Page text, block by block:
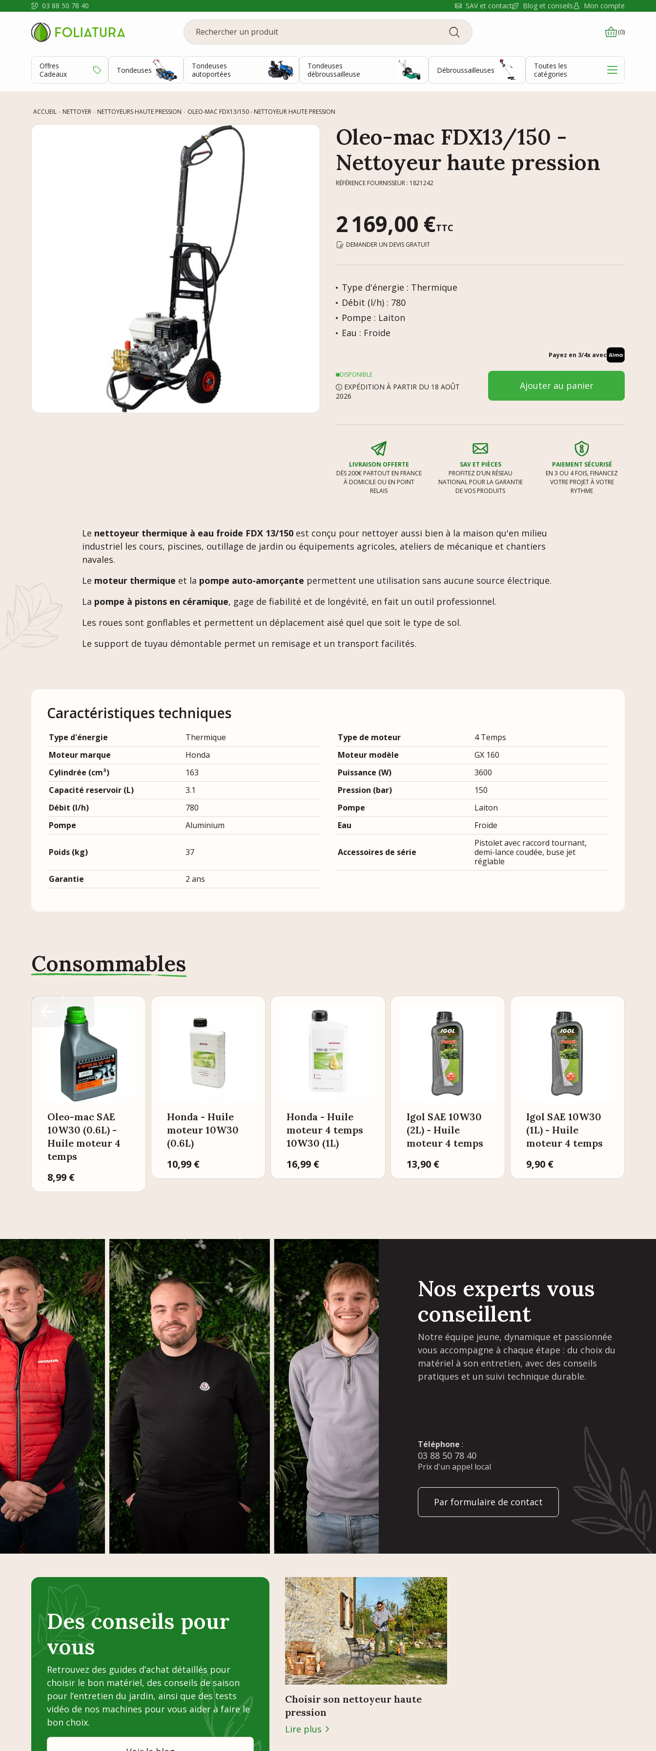
03 88 50 78 40 SAV et contact Blog et conseils Mon compte
(0)
Offres
Cadeaux
Tondeuses
Tondeuses
autoportées
Tondeuses
débroussailleuse
Débroussailleuses
Toutes les
catégories
ACCUEIL NETTOYER NETTOYEURS HAUTE PRESSION OLEO-MAC FDX13/150 - NETTOYEUR HAUTE PRESSION
Oleo-mac FDX13/150 -
Nettoyeur haute pression
RÉFÉRENCE FOURNISSEUR : 1821242
2 169,00 €TTC
DEMANDER UN DEVIS GRATUIT
Type d'énergie : Thermique
Débit (l/h) : 780
Pompe : Laiton
Eau : Froide
Payez en 3/4x avec
DISPONIBLE
EXPÉDITION À PARTIR DU 18 AOÛT
2026
Ajouter au panier
LIVRAISON OFFERTE
DÈS 200€ PARTOUT EN FRANCE
À DOMICILE OU EN POINT
RELAIS
SAV ET PIÈCES
PROFITEZ D’UN RÉSEAU
NATIONAL POUR LA GARANTIE
DE VOS PRODUITS
PAIEMENT SÉCURISÉ
EN 3 OU 4 FOIS, FINANCEZ
VOTRE PROJET À VOTRE
RYTHME
Le nettoyeur thermique à eau froide FDX 13/150 est conçu pour nettoyer aussi bien à la maison qu'en milieu
industriel les cours, piscines, outillage de jardin ou équipements agricoles, ateliers de mécanique et chantiers
navales.
Le moteur thermique et la pompe auto‐amorçante permettent une utilisation sans aucune source électrique.
La pompe à pistons en céramique, gage de fiabilité et de longévité, en fait un outil professionnel.
Les roues sont gonflables et permettent un déplacement aisé quel que soit le type de sol.
Le support de tuyau démontable permet un remisage et un transport facilités.
Caractéristiques techniques
Type d'énergie Thermique Type de moteur
4 Temps
Moteur marque
Honda Moteur modèle
GX 160
Cylindrée (cm³)
163 Puissance (W)
3600
Capacité reservoir (L)
3.1 Pression (bar)
150
Débit (l/h)
780 Pompe
Laiton
Pompe
Aluminium Eau Froide
Poids (kg) 37 Accessoires de série
Pistolet avec raccord tournant,
demi-lance coudée, buse jet
réglable
Garantie
2 ans
Consommables
Oleo-mac SAE
10W30 (0.6L) -
Huile moteur 4
temps
Prix
8,99 €
Honda - Huile
moteur 10W30
(0.6L)
Prix
10,99 €
Honda - Huile
moteur 4 temps
10W30 (1L)
Prix
16,99 €
Igol SAE 10W30
(2L) - Huile
moteur 4 temps
Prix
13,90 €
Igol SAE 10W30
(1L) - Huile
moteur 4 temps
Prix
9,90 €
Nos experts vous
conseillent
Notre équipe jeune, dynamique et passionnée
vous accompagne à chaque étape : du choix du
matériel à son entretien, avec des conseils
pratiques et un suivi technique durable.
Téléphone :
03 88 50 78 40
Prix d'un appel local
Par formulaire de contact
Des conseils pour
vous
Retrouvez des guides d’achat détaillés pour
choisir le bon matériel, des conseils de saison
pour l’entretien du jardin, ainsi que des tests
vidéo de nos machines pour vous aider à faire le
bon choix.
Choisir son nettoyeur haute
pression
Lire plus